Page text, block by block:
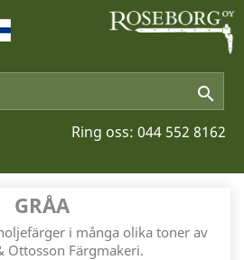

Ring oss: 044 552 8162
GRÅA
i många olika toner av
Ottosson Färgmakeri.